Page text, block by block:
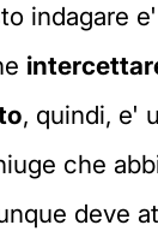
indagare
, quindi, e'
che
deve